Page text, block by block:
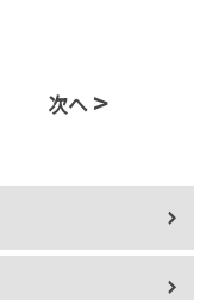
次へ >